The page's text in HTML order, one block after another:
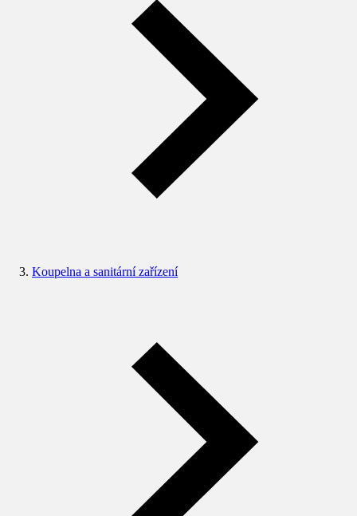
Koupelna a sanitární zařízení